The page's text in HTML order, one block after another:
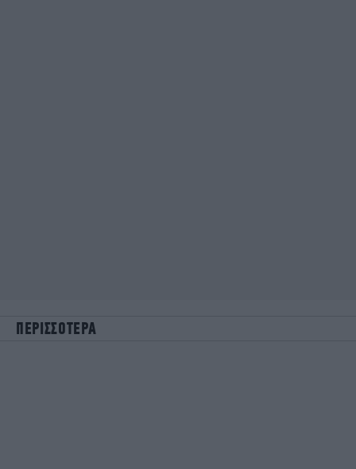
ΠΕΡΙΣΣΟΤΕΡΑ